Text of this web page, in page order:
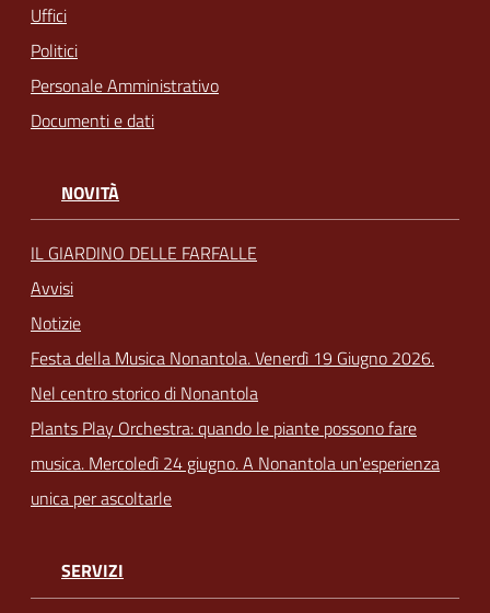
Uffici
Politici
Personale Amministrativo
Documenti e dati
NOVITÀ
IL GIARDINO DELLE FARFALLE
Avvisi
Notizie
Festa della Musica Nonantola. Venerdì 19 Giugno 2026.
Nel centro storico di Nonantola
Plants Play Orchestra: quando le piante possono fare
musica. Mercoledì 24 giugno. A Nonantola un'esperienza
unica per ascoltarle
SERVIZI